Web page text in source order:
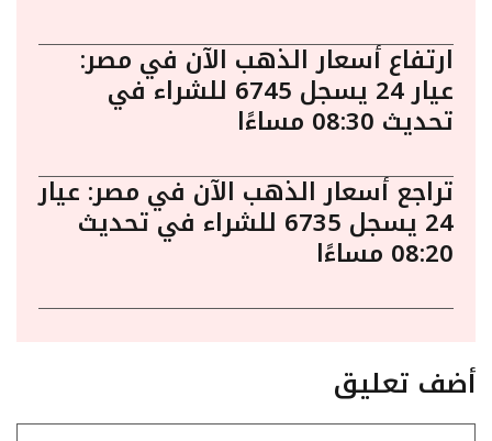
ارتفاع أسعار الذهب الآن في مصر:
عيار 24 يسجل 6745 للشراء في
تحديث 08:30 مساءًا
تراجع أسعار الذهب الآن في مصر: عيار
24 يسجل 6735 للشراء في تحديث
08:20 مساءًا
أضف تعليق